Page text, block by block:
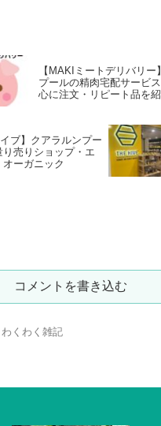
【MAKIミートデリバリー
プールの精肉宅配サービ
心に注文・リピート品を
ブ】クアラルンプー
売りショップ・エ
ーガニック
コメントを書き込む
わくわく雑記